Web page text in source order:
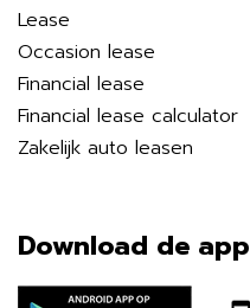
Lease
Occasion lease
Financial lease
Financial lease calculator
Zakelijk auto leasen
Download de app